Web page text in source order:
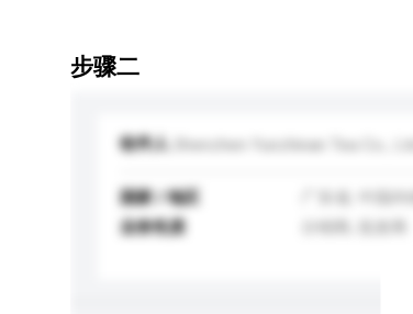
步骤二
收件人 Shenzhen Yunzhinan Tea Co., Ltd.
国家 / 地区
业务性质